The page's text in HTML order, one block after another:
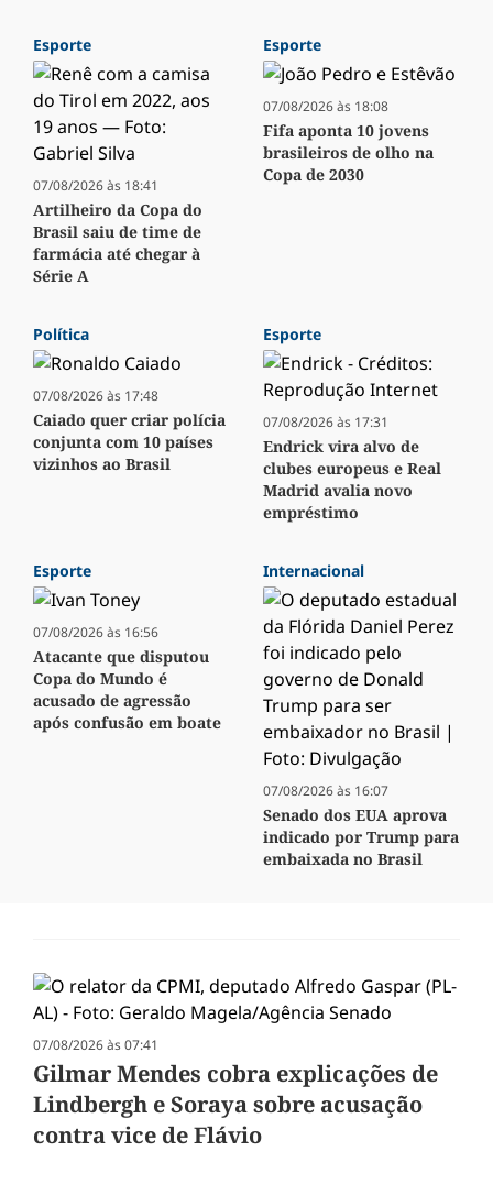
Esporte
07/08/2026 às 18:41
Artilheiro da Copa do
Brasil saiu de time de
farmácia até chegar à
Série A
Esporte
07/08/2026 às 18:08
Fifa aponta 10 jovens
brasileiros de olho na
Copa de 2030
Política
07/08/2026 às 17:48
Caiado quer criar polícia
conjunta com 10 países
vizinhos ao Brasil
Esporte
07/08/2026 às 17:31
Endrick vira alvo de
clubes europeus e Real
Madrid avalia novo
empréstimo
Esporte
07/08/2026 às 16:56
Atacante que disputou
Copa do Mundo é
acusado de agressão
após confusão em boate
Internacional
07/08/2026 às 16:07
Senado dos EUA aprova
indicado por Trump para
embaixada no Brasil
07/08/2026 às 07:41
Gilmar Mendes cobra explicações de
Lindbergh e Soraya sobre acusação
contra vice de Flávio